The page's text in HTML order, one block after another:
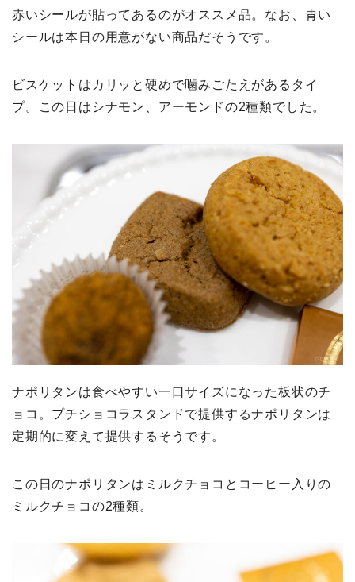
赤いシールが貼ってあるのがオススメ品。なお、青い
シールは本日の用意がない商品だそうです。
ビスケットはカリッと硬めで噛みごたえがあるタイ
プ。この日はシナモン、アーモンドの2種類でした。
ナポリタンは食べやすい一口サイズになった板状のチ
ョコ。プチショコラスタンドで提供するナポリタンは
定期的に変えて提供するそうです。
この日のナポリタンはミルクチョコとコーヒー入りの
ミルクチョコの2種類。